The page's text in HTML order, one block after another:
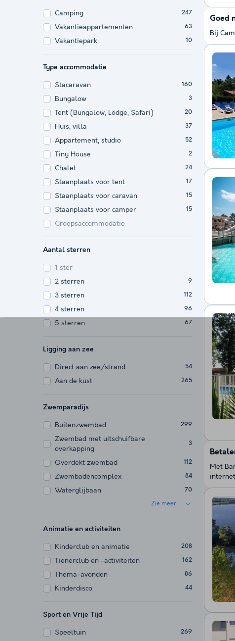
Camping 247
Vakantieappartementen 63
Vakantiepark 10
Type accommodatie
Stacaravan 160
Bungalow 3
Tent (Bungalow, Lodge, Safari) 20
Huis, villa 37
Appartement, studio 52
Tiny House 2
Chalet 24
Staanplaats voor tent 17
Staanplaats voor caravan 15
Staanplaats voor camper 15
Groepsaccommodatie
Aantal sterren
1 ster
2 sterren
9
3 sterren 112
4 sterren 96
5 sterren 67
Ligging aan zee
Direct aan zee/strand 54
Aan de kust 265
Zwemparadijs
Buitenzwembad 299
Zwembad met uitschuifbare
overkapping
3
Overdekt zwembad 112
Zwembadencomplex 84
Waterglijbaan 70
Zie meer
Animatie en activiteiten
Kinderclub en animatie 208
Tienerclub en -activiteiten 162
Thema-avonden 86
Kinderdisco 44
Sport en Vrije Tijd
Speeltuin 269
Goed
Bij
Met